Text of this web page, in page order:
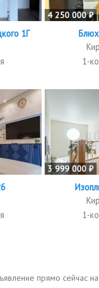
1Г
4 250 000 ₽
1-
3 999 000 ₽
1-
прямо сейчас